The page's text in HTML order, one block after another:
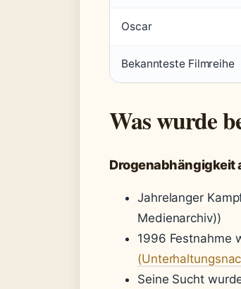
Oscar
Bekannteste Filmreihe
Was wurde
Drogenabhängigkeit
Jahrelanger
Medienarchiv))
1996 Festnahme
Seine Sucht